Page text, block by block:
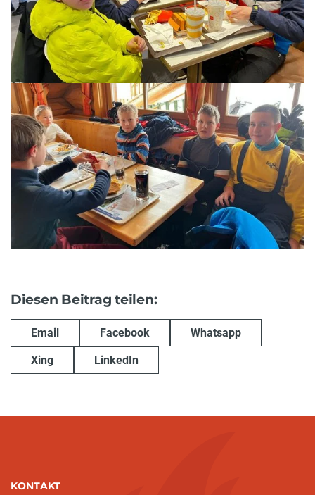
Diesen Beitrag teilen:
Email Facebook Whatsapp
Xing LinkedIn
KONTAKT